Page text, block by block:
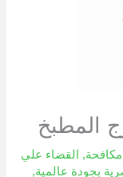
المطبخ
,
القضاء علي
بجودة عالمية,